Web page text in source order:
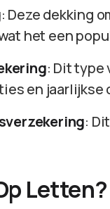
: Deze dekking
het een
: Dit
en jaarlijkse
:
Letten?